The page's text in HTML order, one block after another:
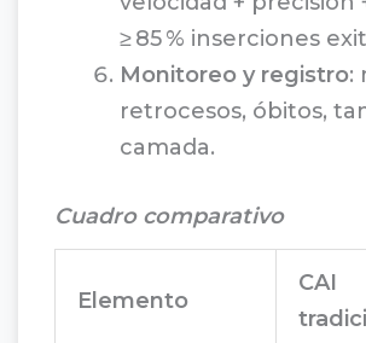
≥ 85 % inserciones
Monitoreo y registro:
retrocesos, óbitos,
camada.
Cuadro comparativo
Elemento
CAI